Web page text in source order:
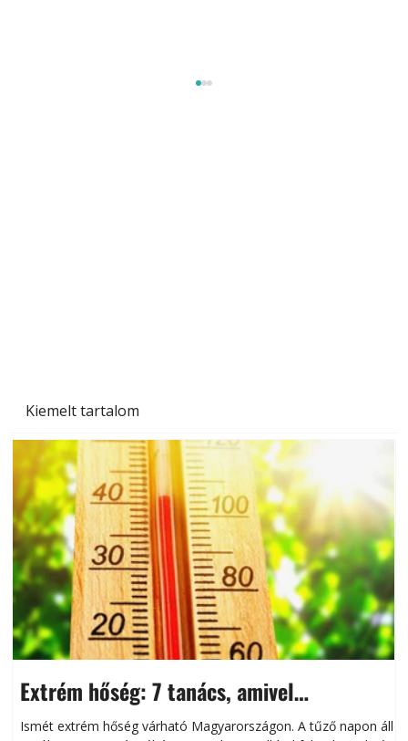
Kiemelt tartalom
Extrém hőség: 7 tanács, amivel
megóvhatjuk autónkat a nyári károktól
Ismét extrém hőség várható Magyarországon. A tűző napon álló